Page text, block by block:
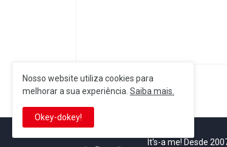
Postagem Anterior
It's-a me! Desde
Nosso website utiliza cookies para
melhorar a sua experiência. Saiba mais.
Okey-dokey!